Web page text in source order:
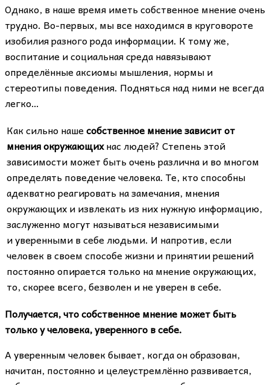
Однако, в наше время иметь собственное мнение очень
трудно. Во-первых, мы все находимся в круговороте
изобилия разного рода информации. К тому же,
воспитание и социальная среда навязывают
определённые аксиомы мышления, нормы и
стереотипы поведения. Подняться над ними не всегда
легко…
Как сильно нашесобственное мнение зависит от
мнения окружающихнас людей? Степень этой
зависимости может быть очень различна и во многом
определять поведение человека. Те, кто способны
адекватно реагировать на замечания, мнения
окружающих и извлекать из них нужную информацию,
заслуженно могут называться независимыми
и уверенными в себе людьми. И напротив, если
человек в своем способе жизни и принятии решений
постоянно опирается только на мнение окружающих,
то, скорее всего, безволен и не уверен в себе.
Получается, что собственное мнение может быть
только у человека, уверенного в себе.
А уверенным человек бывает, когда он образован,
начитан, постоянно и целеустремлённо развивается,